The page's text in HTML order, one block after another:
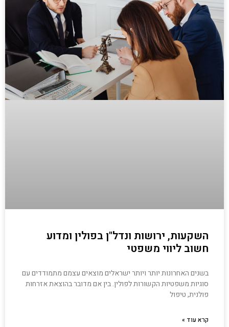
השקעות, ירושות ונדל"ן בפולין ומדוע
חשוב ליווי משפטי
בשנים האחרונות יותר ויותר ישראלים מוצאים עצמם מתמודדים עם
סוגיות משפטיות הקשורות לפולין. בין אם מדובר בהוצאת אזרחות
פולנית, טיפול
קרא עוד »